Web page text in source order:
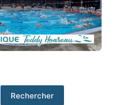
Rechercher